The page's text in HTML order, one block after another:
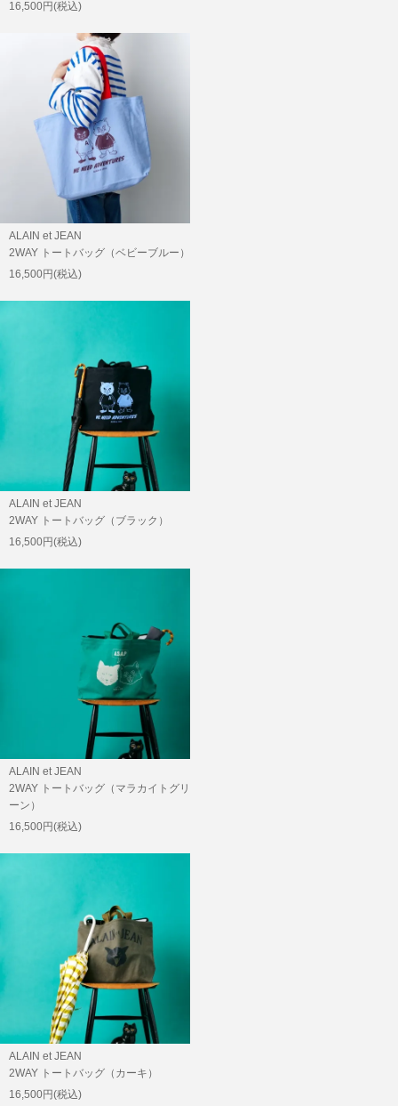
16,500円(税込)
ALAIN et JEAN
2WAY トートバッグ（ベビーブルー）
16,500円(税込)
ALAIN et JEAN
2WAY トートバッグ（ブラック）
16,500円(税込)
ALAIN et JEAN
2WAY トートバッグ（マラカイトグリ
ーン）
16,500円(税込)
ALAIN et JEAN
2WAY トートバッグ（カーキ）
16,500円(税込)